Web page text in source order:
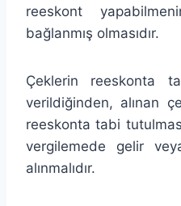
reeskont
bağlanmış olmasıdır.
Çeklerin reeskonta
verildiğinden, alınan
reeskonta tabi
vergilemede gelir
alınmalıdır.